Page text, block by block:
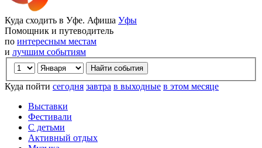
Куда сходить в Уфе. Афиша Уфы
Помощник и путеводитель
по интересным местам
и лучшим событиям
Куда пойти сегодня завтра в выходные в этом месяце
Выставки
Фестивали
С детьми
Активный отдых